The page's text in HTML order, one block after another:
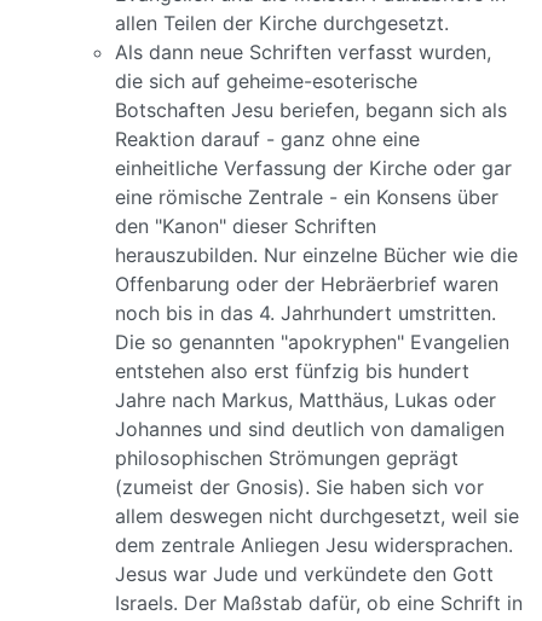
allen Teilen der Kirche durchgesetzt.
Als dann neue Schriften verfasst wurden,
die sich auf geheime-esoterische
Botschaften Jesu beriefen, begann sich als
Reaktion darauf - ganz ohne eine
einheitliche Verfassung der Kirche oder gar
eine römische Zentrale - ein Konsens über
den "Kanon" dieser Schriften
herauszubilden. Nur einzelne Bücher wie die
Offenbarung oder der Hebräerbrief waren
noch bis in das 4. Jahrhundert umstritten.
Die so genannten "apokryphen" Evangelien
entstehen also erst fünfzig bis hundert
Jahre nach Markus, Matthäus, Lukas oder
Johannes und sind deutlich von damaligen
philosophischen Strömungen geprägt
(zumeist der Gnosis). Sie haben sich vor
allem deswegen nicht durchgesetzt, weil sie
dem zentrale Anliegen Jesu widersprachen.
Jesus war Jude und verkündete den Gott
Israels. Der Maßstab dafür, ob eine Schrift in